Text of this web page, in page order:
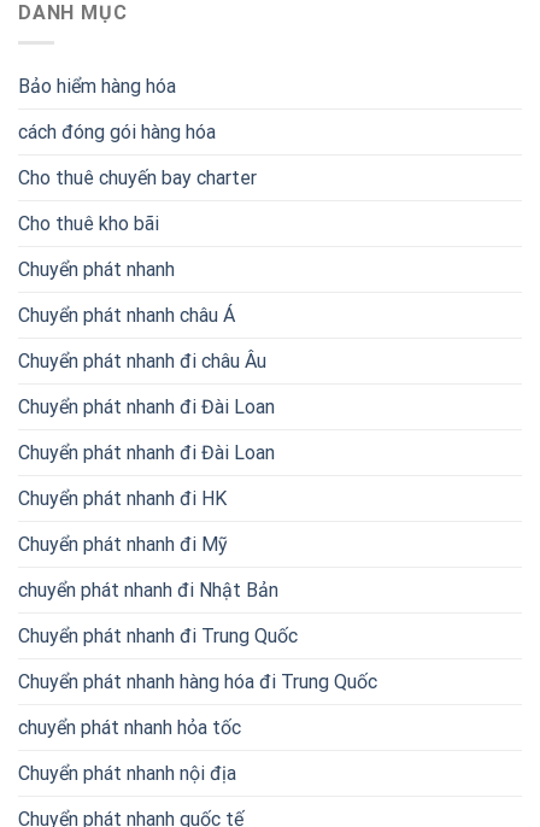
DANH MỤC
Bảo hiểm hàng hóa
cách đóng gói hàng hóa
Cho thuê chuyến bay charter
Cho thuê kho bãi
Chuyển phát nhanh
Chuyển phát nhanh châu Á
Chuyển phát nhanh đi châu Âu
Chuyển phát nhanh đi Đài Loan
Chuyển phát nhanh đi Đài Loan
Chuyển phát nhanh đi HK
Chuyển phát nhanh đi Mỹ
chuyển phát nhanh đi Nhật Bản
Chuyển phát nhanh đi Trung Quốc
Chuyển phát nhanh hàng hóa đi Trung Quốc
chuyển phát nhanh hỏa tốc
Chuyển phát nhanh nội địa
Chuyển phát nhanh quốc tế